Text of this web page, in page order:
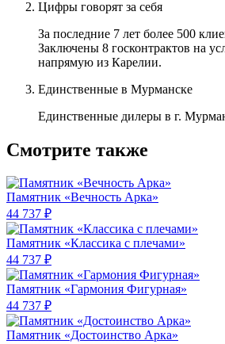
Цифры говорят за себя
За последние 7 лет более 500
Заключены 8 госконтрактов на
напрямую из Карелии.
Единственные в Мурманске
Единственные дилеры в г.
Смотрите также
Памятник «Вечность Арка»
44 737 ₽
Памятник «Классика c плечами»
44 737 ₽
Памятник «Гармония Фигурная»
44 737 ₽
Памятник «Достоинство Арка»